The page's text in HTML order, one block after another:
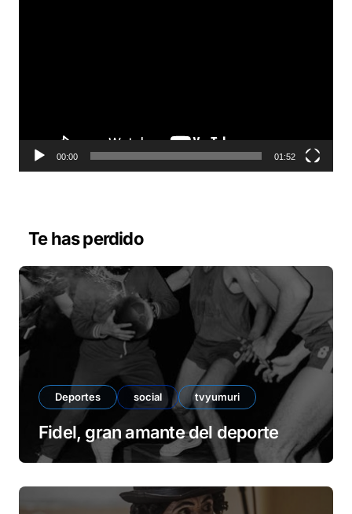
t
r
d
e
o
00:00 01:52
Te has perdido
Deportes social tvyumuri
Fidel, gran amante del deporte